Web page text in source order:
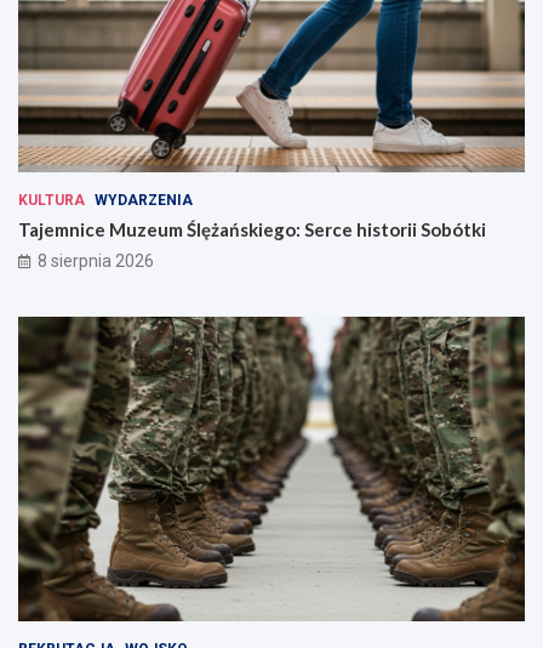
KULTURA WYDARZENIA
Tajemnice Muzeum Ślężańskiego: Serce historii Sobótki
8 sierpnia 2026